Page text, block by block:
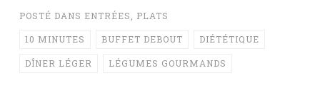
POSTÉ DANS ENTRÉES PLATS
10 MINUTES BUFFET DEBOUT DIÉTÉTIQUE
DÎNER LÉGER LÉGUMES GOURMANDS